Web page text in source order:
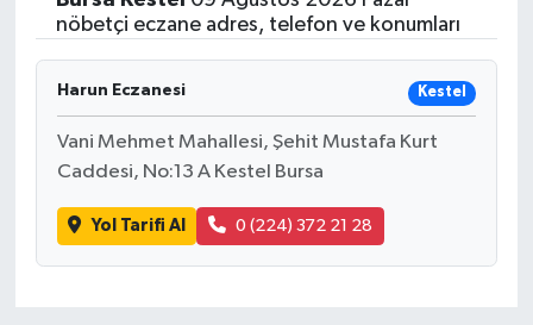
nöbetçi eczane adres, telefon ve konumları
Harun Eczanesi Kestel
Vani Mehmet Mahallesi, Şehit Mustafa Kurt
Caddesi, No:13 A Kestel Bursa
Yol Tarifi Al 0 (224) 372 21 28